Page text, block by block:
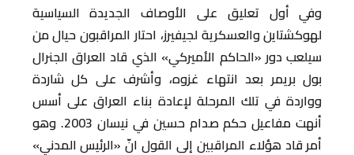
وفي أول تعليق على الأوصاف الجديدة السياسية
لهوكشتاين والعسكرية لجيفيرز، احتار المراقبون حيال من
سيلعب دور «الحاكم الأميركي» الذي قاد العراق الجنرال
بول بريمر بعد انتهاء غزوه، وأشرف على كل شاردة
وواردة في تلك المرحلة لإعادة بناء العراق على أسس
أنهت مفاعيل حكم صدام حسين في نيسان 2003. وهو
أمر قاد هؤلاء المراقبين إلى القول انّ «الرئيس المدني»